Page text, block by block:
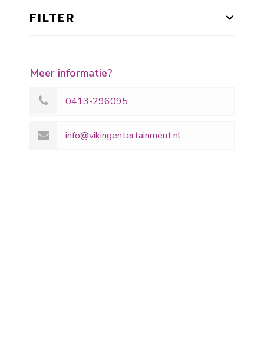
FILTER
Meer informatie?
0413-296095
info@vikingentertainment.nl